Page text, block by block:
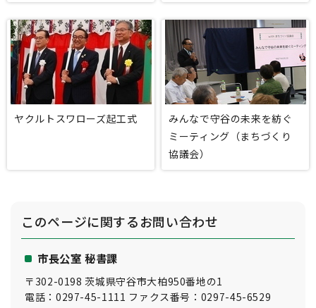
ヤクルトスワローズ起工式
みんなで守谷の未来を紡ぐ
ミーティング（まちづくり
協議会）
このページに関するお問い合わせ
市長公室 秘書課
〒302-0198 茨城県守谷市大柏950番地の1
電話：0297-45-1111 ファクス番号：0297-45-6529